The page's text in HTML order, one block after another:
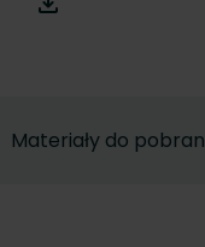
Materiały do